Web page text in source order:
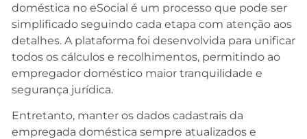
doméstica no eSocial é um processo que pode ser
simplificado seguindo cada etapa com atenção aos
detalhes. A plataforma foi desenvolvida para unificar
todos os cálculos e recolhimentos, permitindo ao
empregador doméstico maior tranquilidade e
segurança jurídica.
Entretanto, manter os dados cadastrais da
empregada doméstica sempre atualizados e